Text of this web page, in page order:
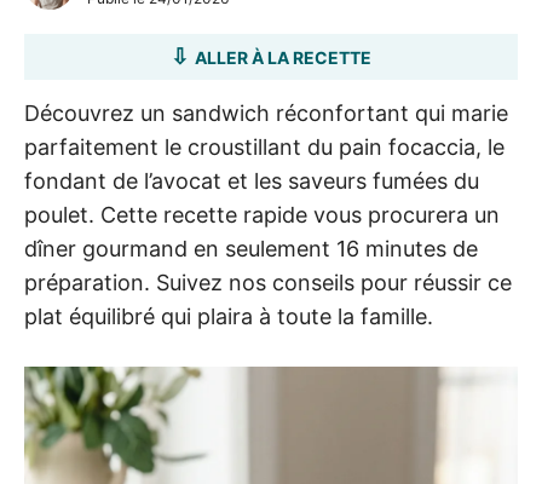
ALLER À LA RECETTE
Découvrez un sandwich réconfortant qui marie
parfaitement le croustillant du pain focaccia, le
fondant de l’avocat et les saveurs fumées du
poulet. Cette recette rapide vous procurera un
dîner gourmand en seulement 16 minutes de
préparation. Suivez nos conseils pour réussir ce
plat équilibré qui plaira à toute la famille.